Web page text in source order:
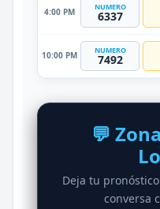
4:00 PM NUMERO
6337
10:00 PM NUMERO
7492
💬
Deja tu
conversa